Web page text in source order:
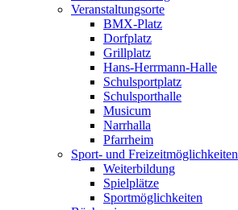
Veranstaltungsorte
BMX-Platz
Dorfplatz
Grillplatz
Hans-Herrmann-Halle
Schulsportplatz
Schulsporthalle
Musicum
Narrhalla
Pfarrheim
Sport- und Freizeitmöglichkeiten
Weiterbildung
Spielplätze
Sportmöglichkeiten